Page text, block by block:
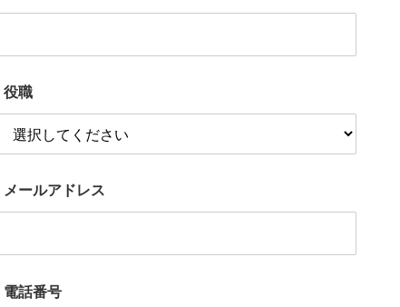
役職
メールアドレス
電話番号